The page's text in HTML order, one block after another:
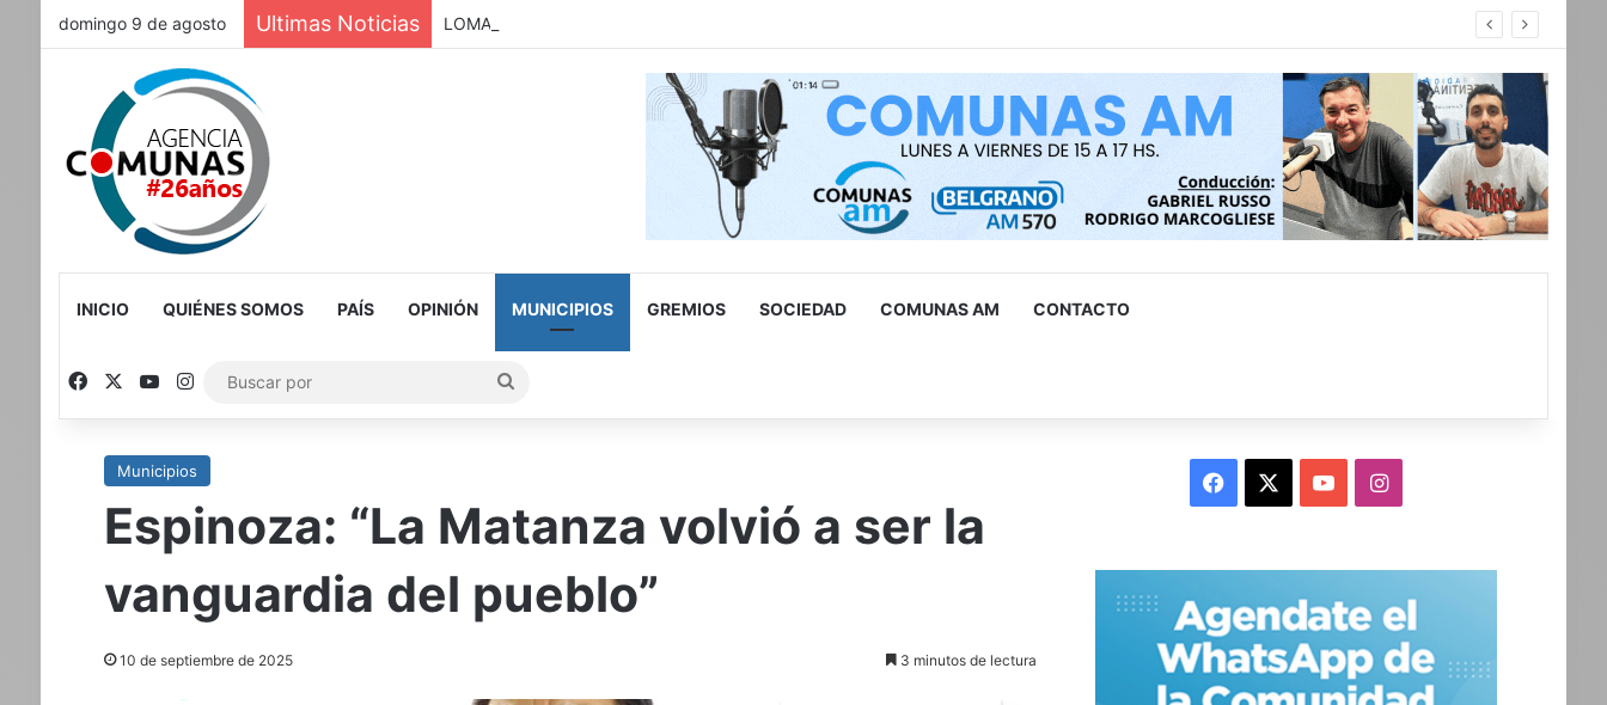
domingo 9 de agosto Ultimas Noticias LOMAS: Cobra impulso la fase final del proyecto hídrico sobre la calle Melbe
INICIO QUIÉNES SOMOS PAÍS OPINIÓN MUNICIPIOS GREMIOS SOCIEDAD COMUNAS AM CONTACTO
FacebookYouTube
Instagram
por
Municipios
Espinoza: “La Matanza volvió a ser la
vanguardia del pueblo”
10 de septiembre de 2025 3 minutos de lectura
Facebook YouTubeInstagram